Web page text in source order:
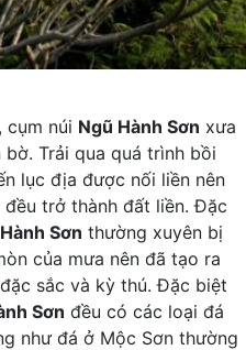
cụm núi Ngũ Hành Sơn xưa
Trải qua quá trình bồi
lục địa được nối liền nên
trở thành đất liền. Đặc
Sơn thường xuyên bị
của mưa nên đã tạo ra
sắc và kỳ thú. Đặc biệt
Sơn đều có các loại đá
như đá ở Mộc Sơn thường